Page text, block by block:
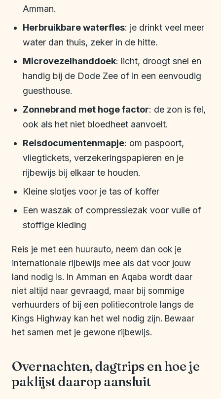
Amman.
Herbruikbare waterfles: je drinkt veel meer
water dan thuis, zeker in de hitte.
Microvezelhanddoek: licht, droogt snel en
handig bij de Dode Zee of in een eenvoudig
guesthouse.
Zonnebrand met hoge factor: de zon is fel,
ook als het niet bloedheet aanvoelt.
Reisdocumentenmapje: om paspoort,
vliegtickets, verzekeringspapieren en je
rijbewijs bij elkaar te houden.
Kleine slotjes voor je tas of koffer
Een waszak of compressiezak voor vuile of
stoffige kleding
Reis je met een huurauto, neem dan ook je
internationale rijbewijs mee als dat voor jouw
land nodig is. In Amman en Aqaba wordt daar
niet altijd naar gevraagd, maar bij sommige
verhuurders of bij een politiecontrole langs de
Kings Highway kan het wel nodig zijn. Bewaar
het samen met je gewone rijbewijs.
Overnachten, dagtrips en hoe je
paklijst daarop aansluit